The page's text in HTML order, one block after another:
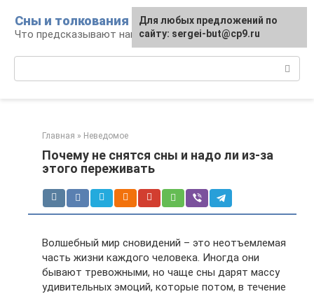
контенту
Сны и толкования
Что предсказывают нам наши сны
Главная » Неведомое
Почему не снятся сны и надо ли из-за
этого переживать
Волшебный мир сновидений – это неотъемлемая
часть жизни каждого человека. Иногда они
бывают тревожными, но чаще сны дарят массу
удивительных эмоций, которые потом, в течение
Для любых предложений по
сайту: sergei-but@cp9.ru